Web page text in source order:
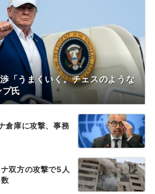
「うまくいく。チェスのような
プ氏
倉庫に攻撃、事務
双方の攻撃で5人